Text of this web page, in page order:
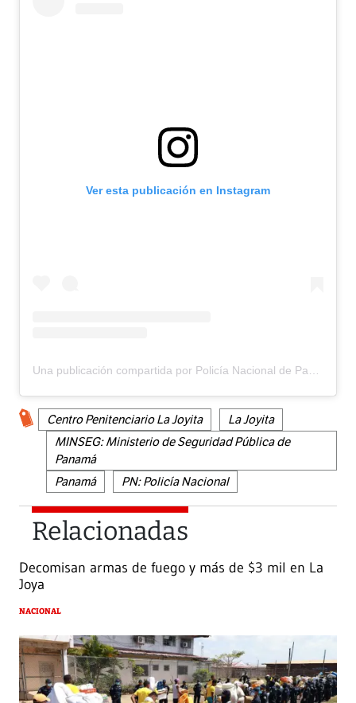
Ver esta publicación en Instagram
Centro Penitenciario La Joyita
La Joyita
MINSEG: Ministerio de Seguridad Pública de
Panamá
Panamá
PN: Policía Nacional
Relacionadas
Decomisan armas de fuego y más de $3 mil en La
Joya
NACIONAL